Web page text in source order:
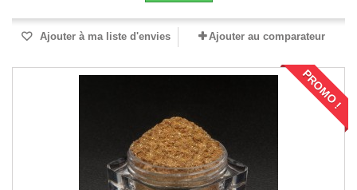
Ajouter à ma liste d'envies Ajouter au comparateur
PROMO !